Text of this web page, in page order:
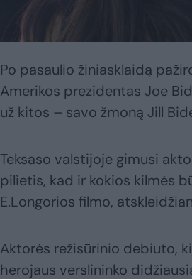
Po pasaulio žiniasklaidą
Amerikos prezidentas Joe
už kitos – savo žmoną Jill
Teksaso valstijoje gimusi
pilietis, kad ir kokios kilmės
E.Longorios filmo,
Aktorės režisūrinio debiuto,
herojaus verslininko